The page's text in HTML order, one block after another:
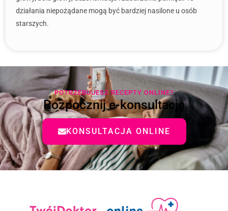
działania niepożądane mogą być bardziej nasilone u osób
starszych.
POTRZEBUJESZ RECEPTY ONLINE?
Rozpocznij e-konsultację
KONSULTACJA ONLINE